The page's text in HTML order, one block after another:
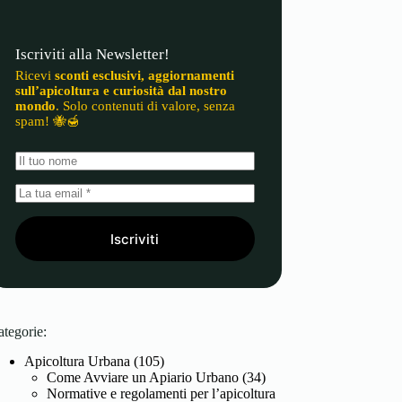
Iscriviti alla Newsletter!
Ricevisconti esclusivi, aggiornamenti
sull’apicoltura e curiosità dal nostro
mondo. Solo contenuti di valore, senza
spam! 🐝🍯
Iscriviti
Apicoltura Urbana (105)
Come Avviare un Apiario Urbano (34)
Normative e regolamenti per l’apicoltura